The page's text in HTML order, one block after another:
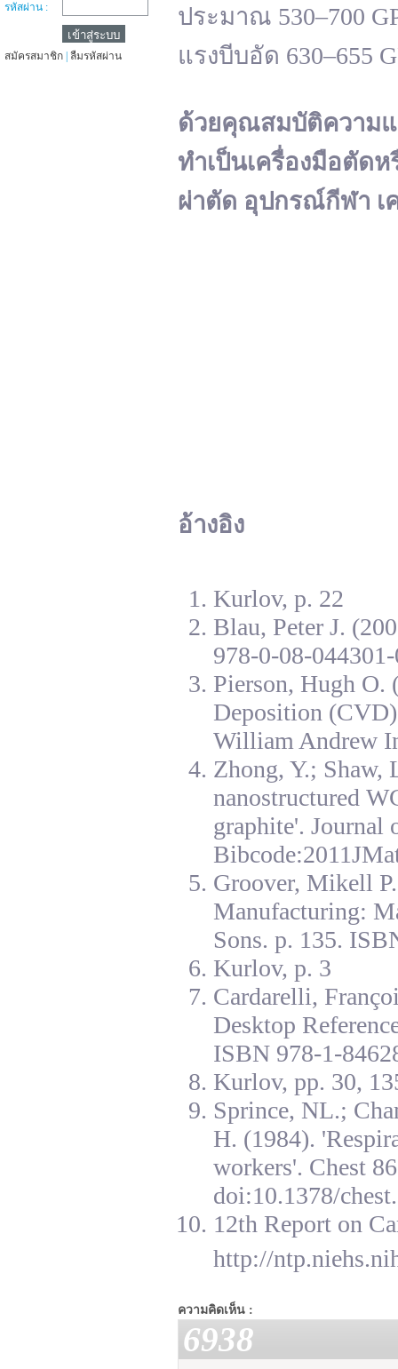
รหัสผ่าน :
สมัครสมาชิก ลืมรหัสผ่าน
ประมาณ 530–700
แรงบีบอัด 630–655
ด้วยคุณสมบัติความแ
ทำเป็นเครื่องมือตัดห
ผ่าตัด อุปกรณ์กีฬา เ
อ้างอิง
Kurlov, p. 22
Blau, Peter J.
978-0-08-
Pierson, Hugh O.
Deposition
William Andrew
Zhong, Y.; Shaw,
nanostructured
graphite'. Journal
Groover, Mikell
Manufacturing:
Sons. p. 135.
Kurlov, p. 3
Cardarelli,
Desktop
ISBN 978-1-
Kurlov, pp. 30,
Sprince, NL.;
H. (1984).
workers'. Chest
doi:10.1378/
12th Report on
http://
ความคิดเห็น :
6938